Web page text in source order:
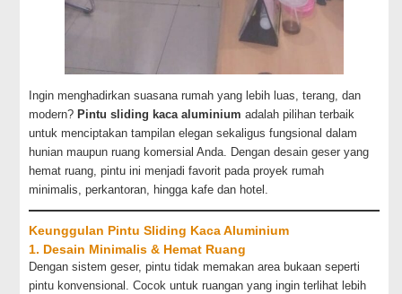
Ingin menghadirkan suasana rumah yang lebih luas, terang, dan
modern? Pintu sliding kaca aluminium adalah pilihan terbaik
untuk menciptakan tampilan elegan sekaligus fungsional dalam
hunian maupun ruang komersial Anda. Dengan desain geser yang
hemat ruang, pintu ini menjadi favorit pada proyek rumah
minimalis, perkantoran, hingga kafe dan hotel.
Keunggulan Pintu Sliding Kaca Aluminium
1. Desain Minimalis & Hemat Ruang
Dengan sistem geser, pintu tidak memakan area bukaan seperti
pintu konvensional. Cocok untuk ruangan yang ingin terlihat lebih